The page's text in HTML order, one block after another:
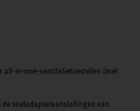
all-in-one-ventilatietoestellen (met
sneladapteraansluitingen van